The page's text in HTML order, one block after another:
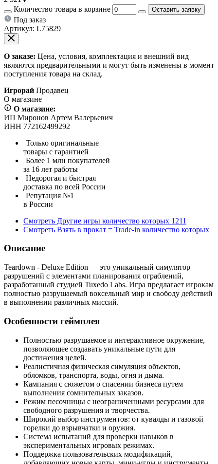
Количество товара в корзине
Оставить заявку
Под заказ
Артикул: L75829
О заказе: Цена, условия, комплектация и внешний вид
являются предварительными и могут быть изменены в момент
поступления товара на склад.
Игрорай Продавец
О магазине
О магазине:
ИП Миронов Артем Валерьевич
ИНН 772162499292
Только оригинальные
товары с гарантией
Более 1 млн покупателей
за 16 лет работы
Недорогая и быстрая
доставка по всей России
Репутация №1
в России
Смотреть Другие игры количество которых 1211
Смотреть Взять в прокат = Trade-in количество которых
Описание
Teardown - Deluxe Edition — это уникальный симулятор
разрушений с элементами планирования ограблений,
разработанный студией Tuxedo Labs. Игра предлагает игрокам
полностью разрушаемый воксельный мир и свободу действий
в выполнении различных миссий.
Особенности геймплея
Полностью разрушаемое и интерактивное окружение,
позволяющее создавать уникальные пути для
достижения целей.
Реалистичная физическая симуляция объектов,
обломков, транспорта, воды, огня и дыма.
Кампания с сюжетом о спасении бизнеса путем
выполнения сомнительных заказов.
Режим песочницы с неограниченными ресурсами для
свободного разрушения и творчества.
Широкий выбор инструментов: от кувалды и газовой
горелки до взрывчатки и оружия.
Система испытаний для проверки навыков в
экспериментальных игровых режимах.
Поддержка пользовательских модификаций,